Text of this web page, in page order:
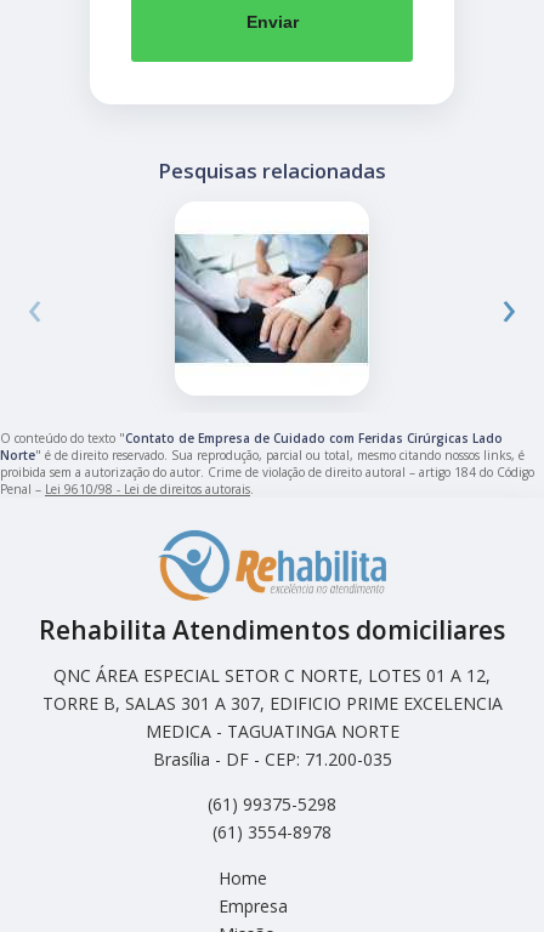
Enviar
Pesquisas relacionadas
‹ ›
O conteúdo do texto "Contato de Empresa de Cuidado com Feridas Cirúrgicas Lado
Norte" é de direito reservado. Sua reprodução, parcial ou total, mesmo citando nossos links, é
proibida sem a autorização do autor. Crime de violação de direito autoral – artigo 184 do Código
Penal – Lei 9610/98 - Lei de direitos autorais.
Rehabilita Atendimentos domiciliares
QNC ÁREA ESPECIAL SETOR C NORTE, LOTES 01 A 12,
TORRE B, SALAS 301 A 307, EDIFICIO PRIME EXCELENCIA
MEDICA - TAGUATINGA NORTE
Brasília - DF - CEP: 71.200-035
(61) 99375-5298
(61) 3554-8978
Home
Empresa